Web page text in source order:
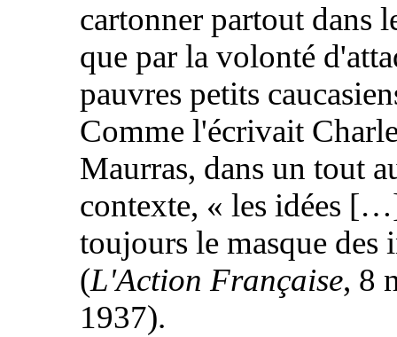
cartonner partout dans
que par la volonté
pauvres petits
Comme l'écrivait
Maurras, dans un tout
contexte, « les idées
toujours le masque des
(L'Action Française, 8
1937).